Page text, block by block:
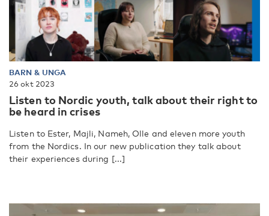
BARN & UNGA
26 okt 2023
Listen to Nordic youth, talk about their right to
be heard in crises
Listen to Ester, Majli, Nameh, Olle and eleven more youth
from the Nordics. In our new publication they talk about
their experiences during [...]